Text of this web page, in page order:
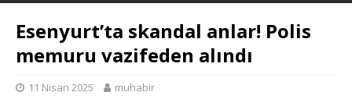
Esenyurt’ta skandal anlar! Polis
memuru vazifeden alındı
11 Nisan 2025 muhabir